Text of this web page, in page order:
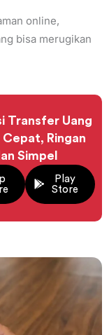
online,
bisa merugikan
Transfer Uang
Cepat, Ringan
Simpel
Play
Store